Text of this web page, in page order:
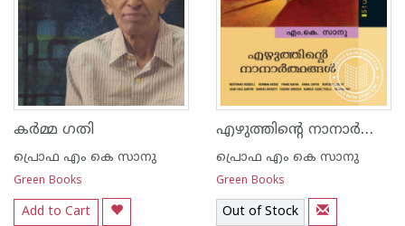
കര്‍മ്മ ഗതി
പ്രൊഫ എം കെ സാനു
Green Books
Add to Cart
എഴുത്തിന്റെ നാനാര്‍ത്ഥങ്ങള്‍
പ്രൊഫ എം കെ സാനു
Green Books
Out of Stock